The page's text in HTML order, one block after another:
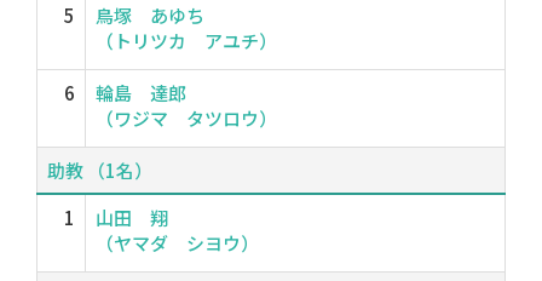
5
鳥塚 あゆち
（トリツカ アユチ）
6
輪島 達郎
（ワジマ タツロウ）
助教 （1名）
1
山田 翔
（ヤマダ シヨウ）